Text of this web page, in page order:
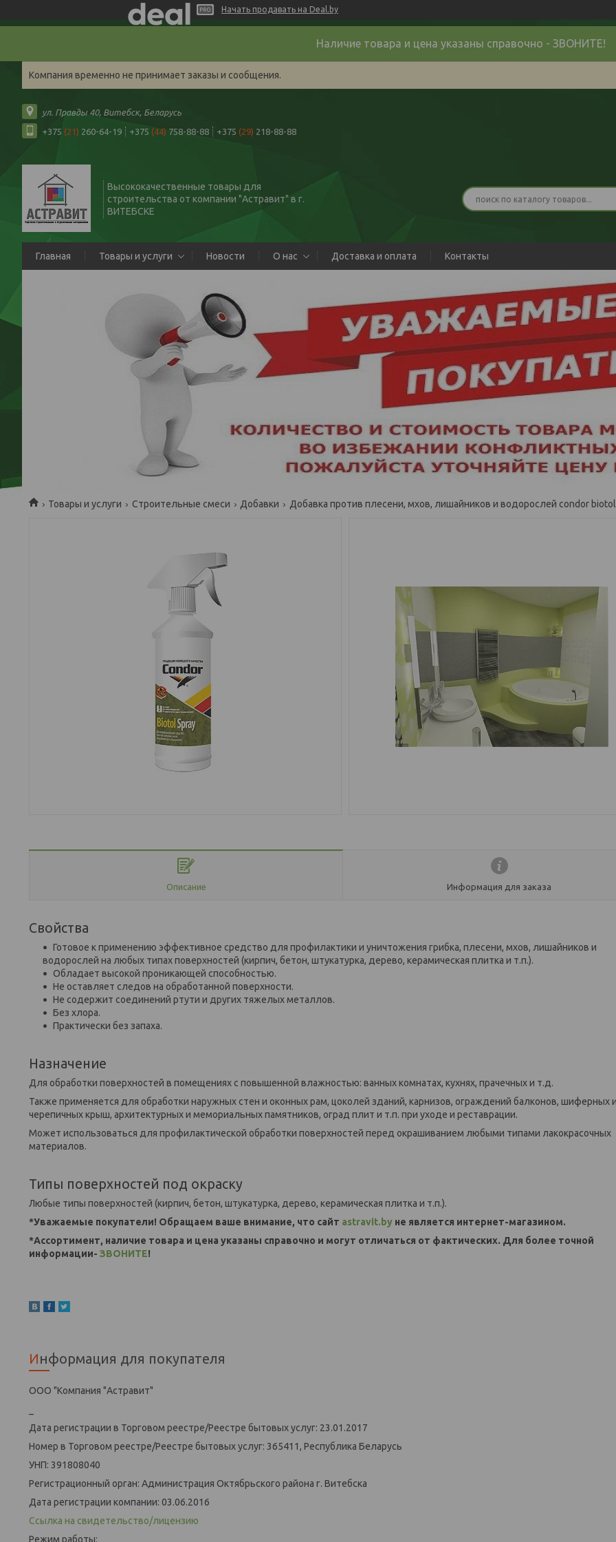
Начать продавать на Deal.by
Наличие товара и цена указаны справочно - ЗВОНИТЕ!
Компания временно не принимает заказы и сообщения.
ул. Правды 40, Витебск, Беларусь
+375 (21) 260-64-19 +375 (44) 758-88-88 +375 (29) 218-88-88
Высококачественные товары для
строительства от компании "Астравит" в г.
ВИТЕБСКЕ
Главная Товары и услуги Новости О нас Доставка и оплата Контакты
Товары и услуги Строительные смеси Добавки Добавка против плесени, мхов, лишайников и водорослей condor
Описание Информация для заказа
Свойства
Готовое к применению эффективное средство для профилактики и уничтожения грибка, плесени, мхов, лишайников и
водорослей на любых типах поверхностей (кирпич, бетон, штукатурка, дерево, керамическая плитка и т.п.).
Обладает высокой проникающей способностью.
Не оставляет следов на обработанной поверхности.
Не содержит соединений ртути и других тяжелых металлов.
Без хлора.
Практически без запаха.
Назначение
Для обработки поверхностей в помещениях с повышенной влажностью: ванных комнатах, кухнях, прачечных и т.д.
Также применяется для обработки наружных стен и оконных рам, цоколей зданий, карнизов, ограждений балконов, шиферных
черепичных крыш, архитектурных и мемориальных памятников, оград плит и т.п. при уходе и реставрации.
Может использоваться для профилактической обработки поверхностей перед окрашиванием любыми типами лакокрасочных
материалов.
Типы поверхностей под окраску
Любые типы поверхностей (кирпич, бетон, штукатурка, дерево, керамическая плитка и т.п.).
*Уважаемые покупатели! Обращаем ваше внимание, что сайт astravit.by не является интернет-магазином.
*Ассортимент, наличие товара и цена указаны справочно и могут отличаться от фактических. Для более точной
информации- ЗВОНИТЕ!
Информация для покупателя
ООО "Компания "Астравит"
Дата регистрации в Торговом реестре/Реестре бытовых услуг: 23.01.2017
Номер в Торговом реестре/Реестре бытовых услуг: 365411, Республика Беларусь
УНП: 391808040
Регистрационный орган: Администрация Октябрьского района г. Витебска
Дата регистрации компании: 03.06.2016
Ссылка на свидетельство/лицензию
Режим работы: